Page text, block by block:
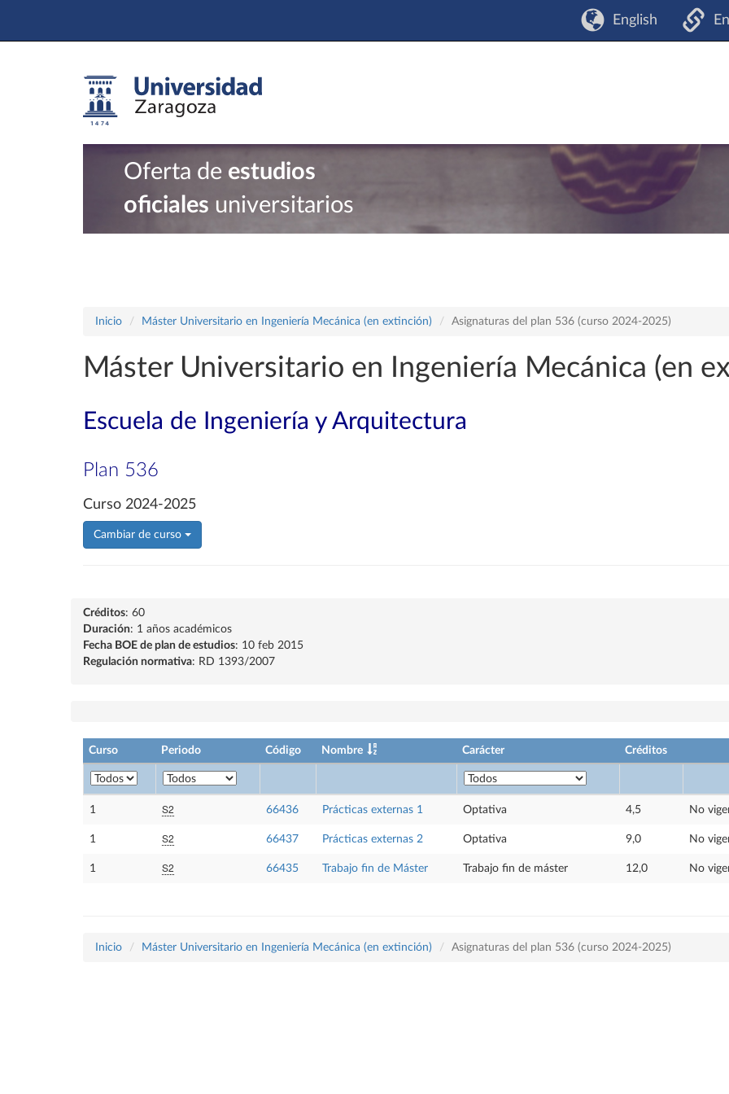
English
Oferta de estudios
oficiales universitarios
Inicio Máster Universitario en Ingeniería Mecánica (en extinción) Asignaturas del plan 536 (curso 2024-2025)
Máster Universitario en Ingeniería Mecánica (en
Escuela de Ingeniería y Arquitectura
Plan 536
Curso 2024-2025
Cambiar de curso
Créditos: 60
Duración: 1 años académicos
Fecha BOE de plan de estudios: 10 feb 2015
Regulación normativa: RD 1393/2007
Curso Periodo Código Nombre Carácter Créditos
1 S2 66436 Prácticas externas 1 Optativa 4,5 No
1 S2 66437 Prácticas externas 2 Optativa 9,0 No
1 S2 66435 Trabajo fin de Máster Trabajo fin de máster 12,0 No
Inicio Máster Universitario en Ingeniería Mecánica (en extinción) Asignaturas del plan 536 (curso 2024-2025)